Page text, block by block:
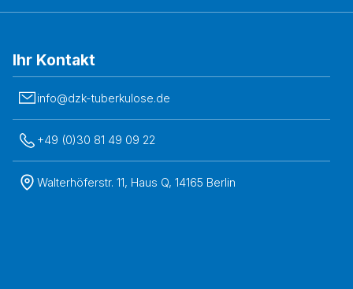
Ihr Kontakt
info@dzk-tuberkulose.de
+49 (0)30 81 49 09 22
Walterhöferstr. 11, Haus Q, 14165 Berlin